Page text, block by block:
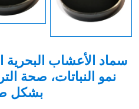
سماد الأعشاب البحرية
نمو النباتات، صحة
بشكل